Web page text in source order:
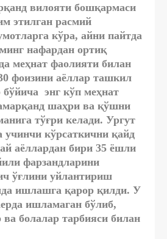
вилояти бошқармаси
этилган расмий
кўра, айни пайтда
нафардан ортиқ
меҳнат фаолияти билан
фоизини аёллар ташкил
энг кўп меҳнат
шаҳри ва қўшни
тўғри келади. Ургут
учинчи кўрсаткични қайд
аёллардан бири 35 ёшли
фарзандларини
ўғлини уйлантириш
ишлашга қарор қилди. У
ишламаган бўлиб,
ва болалар тарбияси билан